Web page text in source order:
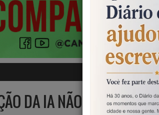
DA IA NÃO ESTÁ NA